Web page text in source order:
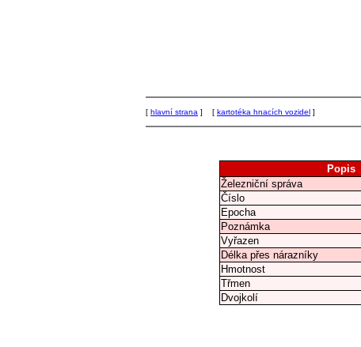
[ hlavní strana ] [ kartotéka hnacích vozidel ]
Popis
Železniční správa
Číslo
Epocha
Poznámka
Vyřazen
Délka přes nárazníky
Hmotnost
Třmen
Dvojkolí